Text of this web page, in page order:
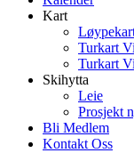
Kart
Turkart
Turkart
Skihytta
Leie
Prosjekt
Bli Medlem
Kontakt Oss